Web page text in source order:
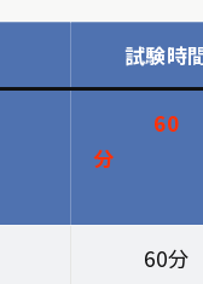
試験時
60
分
60分